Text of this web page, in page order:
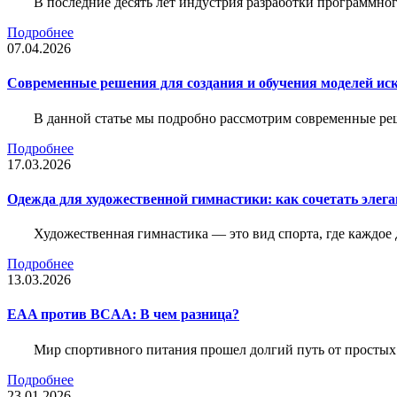
Подробнее
07.04.2026
Современные решения для создания и обучения моделей
В данной статье мы подробно рассмотрим современные
Подробнее
17.03.2026
Одежда для художественной гимнастики: как сочетать
Художественная гимнастика — это вид спорта, где
Подробнее
13.03.2026
EAA против BCAA: В чем разница?
Мир спортивного питания прошел долгий путь от
Подробнее